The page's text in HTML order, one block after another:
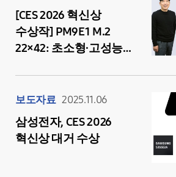
[CES 2026 혁신상
수상작] PM9E1 M.2
22×42: 초소형·고성능의
보도자료 2025.11.06
삼성전자, CES 2026
혁신상 대거 수상